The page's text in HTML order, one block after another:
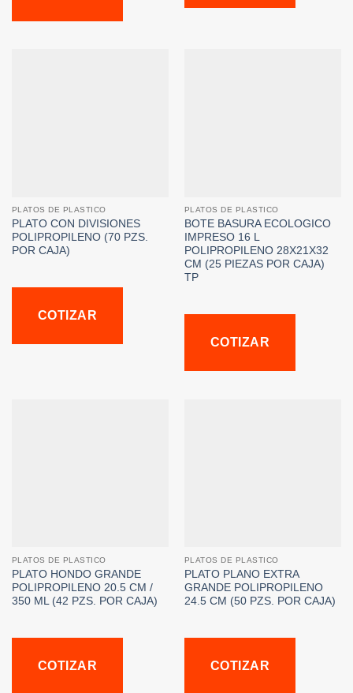
PLATOS DE PLASTICO
PLATO CON DIVISIONES
POLIPROPILENO (70 PZS.
POR CAJA)
COTIZAR
PLATOS DE PLASTICO
BOTE BASURA ECOLOGICO
IMPRESO 16 L
POLIPROPILENO 28X21X32
CM (25 PIEZAS POR CAJA)
TP
COTIZAR
PLATOS DE PLASTICO
PLATO HONDO GRANDE
POLIPROPILENO 20.5 CM /
350 ML (42 PZS. POR CAJA)
COTIZAR
PLATOS DE PLASTICO
PLATO PLANO EXTRA
GRANDE POLIPROPILENO
24.5 CM (50 PZS. POR CAJA)
COTIZAR